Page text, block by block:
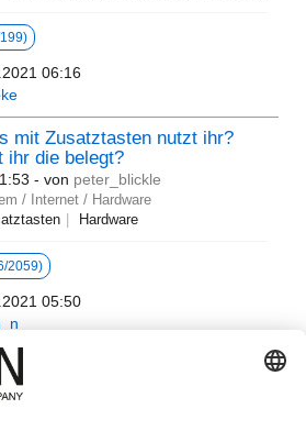
06:16
mit Zusatztasten nutzt ihr?
ihr die belegt?
- von peter_blickle
/ Internet / Hardware
Hardware
2059)
05:50